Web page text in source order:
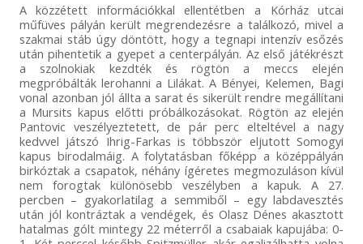
A közzétett információkkal ellentétben a Kórház utcai
műfüves pályán került megrendezésre a találkozó, mivel a
szakmai stáb úgy döntött, hogy a tegnapi intenzív esőzés
után pihentetik a gyepet a centerpályán. Az első játékrészt
a szolnokiak kezdték és rögtön a meccs elején
megpróbálták lerohanni a Lilákat. A Bényei, Kelemen, Bagi
vonal azonban jól állta a sarat és sikerült rendre megállítani
a Mursits kapus előtti próbálkozásokat. Rögtön az elején
Pantovic veszélyeztetett, de pár perc elteltével a nagy
kedvvel játszó Ihrig-Farkas is többször eljutott Somogyi
kapus birodalmáig. A folytatásban főképp a középpályán
birkóztak a csapatok, néhány ígéretes megmozuláson kívül
nem forogtak különösebb veszélyben a kapuk. A 27.
percben – gyakorlatilag a semmiből – egy labdavesztés
után jól kontráztak a vendégek, és Olasz Dénes akasztott
hatalmas gólt mintegy 22 méterről a csabaiak kapujába: 0-